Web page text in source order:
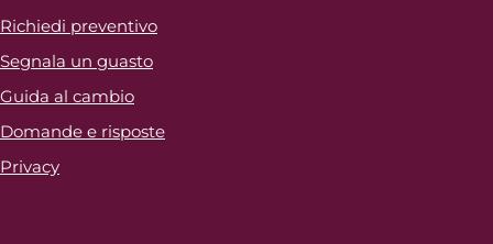
Richiedi preventivo
Segnala un guasto
Guida al cambio
Domande e risposte
Privacy